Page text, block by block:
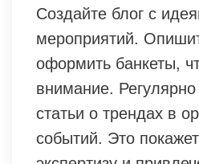
Создайте блог с
мероприятий.
оформить банкеты,
внимание. Регулярно
статьи о трендах в
событий. Это